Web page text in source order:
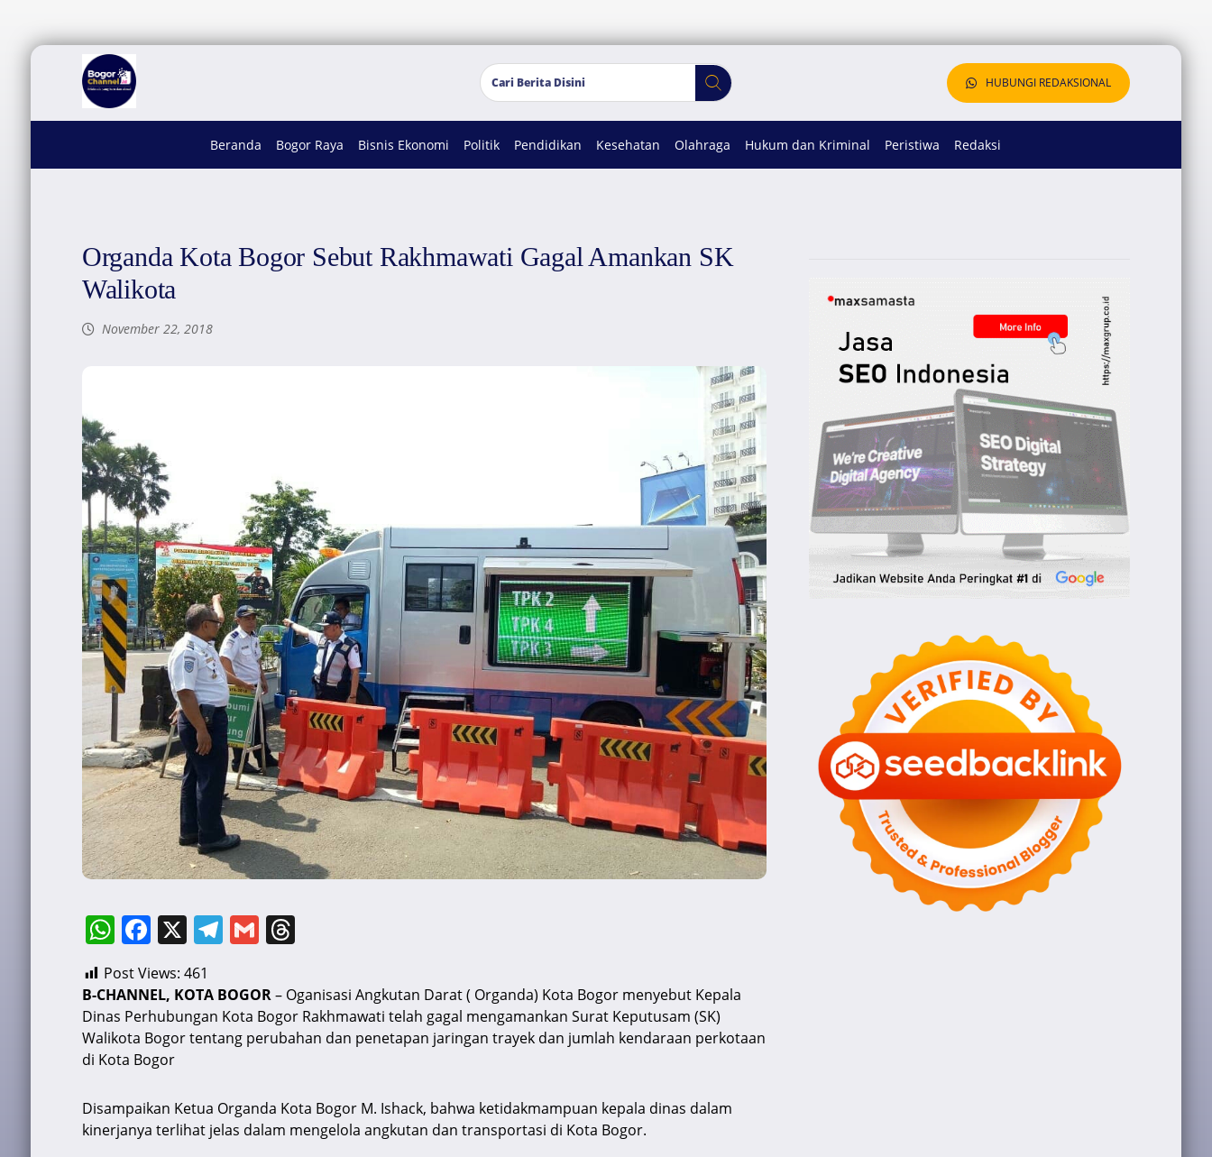
HUBUNGI REDAKSIONAL
Beranda Bogor Raya Bisnis Ekonomi Politik Pendidikan Kesehatan Olahraga Hukum dan Kriminal Peristiwa Redaksi
Organda Kota Bogor Sebut Rakhmawati Gagal Amankan SK
Walikota
November 22, 2018
W
h
at
s
A
p
p
F
c
e
b
o
o
k
X T
e
gr
a
G
ai
l
T
e
a
d
Post Views: 461
B-CHANNEL, KOTA BOGOR– Oganisasi Angkutan Darat ( Organda) Kota Bogor menyebut Kepala
Dinas Perhubungan Kota Bogor Rakhmawati telah gagal mengamankan Surat Keputusam (SK)
Walikota Bogor tentang perubahan dan penetapan jaringan trayek dan jumlah kendaraan perkotaan
di Kota Bogor
Disampaikan Ketua Organda Kota Bogor M. Ishack, bahwa ketidakmampuan kepala dinas dalam
kinerjanya terlihat jelas dalam mengelola angkutan dan transportasi di Kota Bogor.